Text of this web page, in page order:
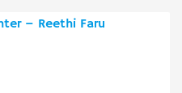
– Reethi Faru